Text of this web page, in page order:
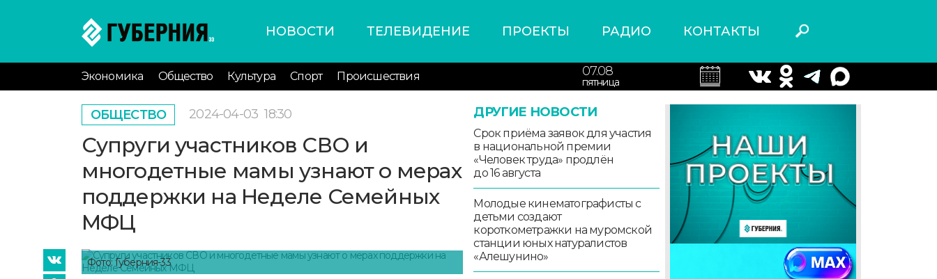
НОВОСТИ ТЕЛЕВИДЕНИЕ ПРОЕКТЫ РАДИО КОНТАКТЫ
Экономика Общество Культура Спорт Происшествия 07.08
пятница
ОБЩЕСТВО 2024-04-03 18:30
Супруги участников СВО и
многодетные мамы узнают о мерах
поддержки на Неделе Семейных
МФЦ
Фото: Губерния-33
ДРУГИЕ НОВОСТИ
Срок приёма заявок для участия
в национальной премии
«Человек труда» продлён
до 16 августа
Молодые кинематографисты с
детьми создают
короткометражки на муромской
станции юных натуралистов
«Алешунино»